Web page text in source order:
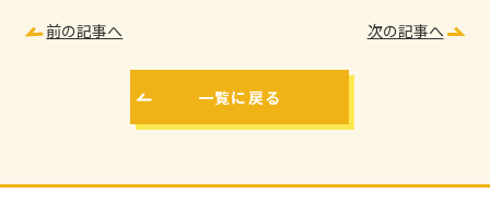
前の記事へ 次の記事へ
一覧に戻る